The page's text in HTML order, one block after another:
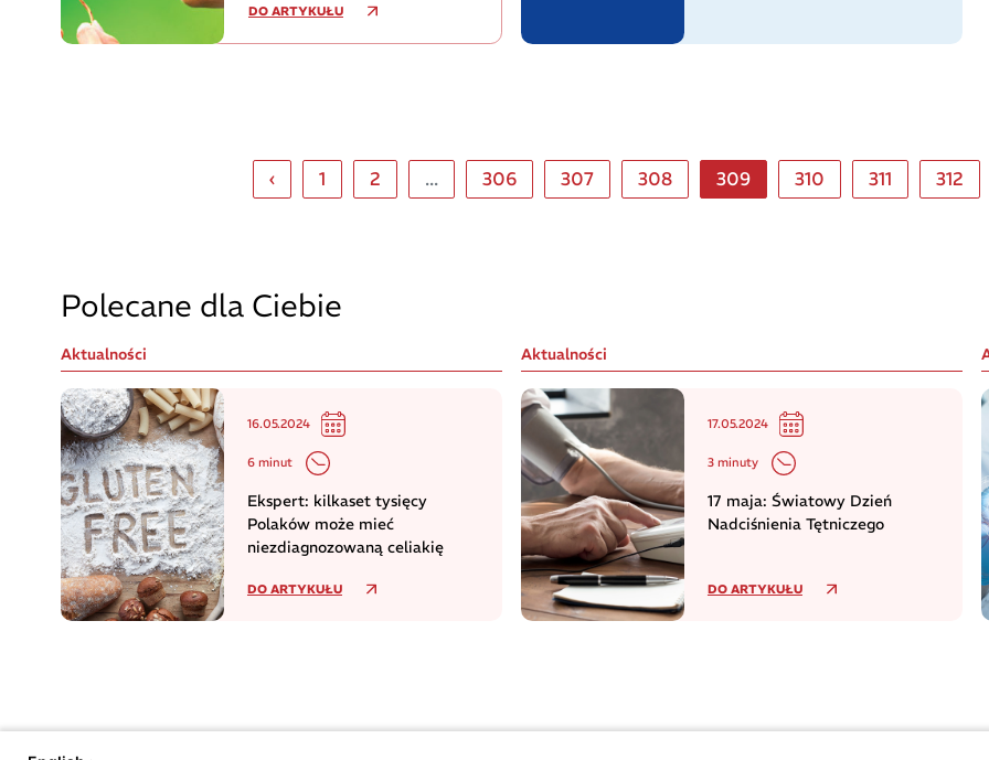
DO ARTYKUŁU
‹ 1 2 ... 306 307 308 309 310 311 312
Polecane dla Ciebie
Aktualności
16.05.2024
6 minut
Ekspert: kilkaset tysięcy
Polaków może mieć
niezdiagnozowaną celiakię
DO ARTYKUŁU
Aktualności
17.05.2024
3 minuty
17 maja: Światowy Dzień
Nadciśnienia Tętniczego
DO ARTYKUŁU